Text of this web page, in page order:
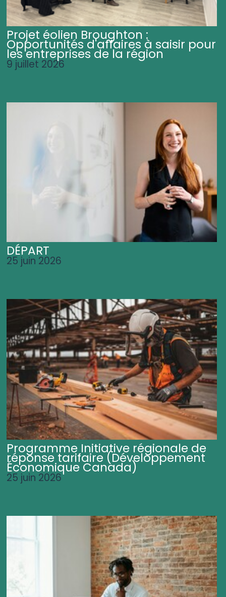
Projet éolien Broughton :
Opportunités d'affaires à saisir pour
les entreprises de la région
9 juillet 2026
DÉPART
25 juin 2026
Programme Initiative régionale de
réponse tarifaire (Développement
Économique Canada)
25 juin 2026